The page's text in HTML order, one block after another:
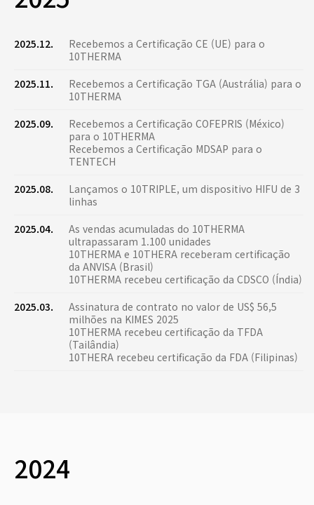
2025.12.
Recebemos a Certificação CE (UE) para o
10THERMA
2025.11.
Recebemos a Certificação TGA (Austrália) para o
10THERMA
2025.09.
Recebemos a Certificação COFEPRIS (México)
para o 10THERMA
Recebemos a Certificação MDSAP para o
TENTECH
2025.08.
Lançamos o 10TRIPLE, um dispositivo HIFU de 3
linhas
2025.04.
As vendas acumuladas do 10THERMA
ultrapassaram 1.100 unidades
10THERMA e 10THERA receberam certificação
da ANVISA (Brasil)
10THERMA recebeu certificação da CDSCO (Índia)
2025.03.
Assinatura de contrato no valor de US$ 56,5
milhões na KIMES 2025
10THERMA recebeu certificação da TFDA
(Tailândia)
10THERA recebeu certificação da FDA (Filipinas)
2024